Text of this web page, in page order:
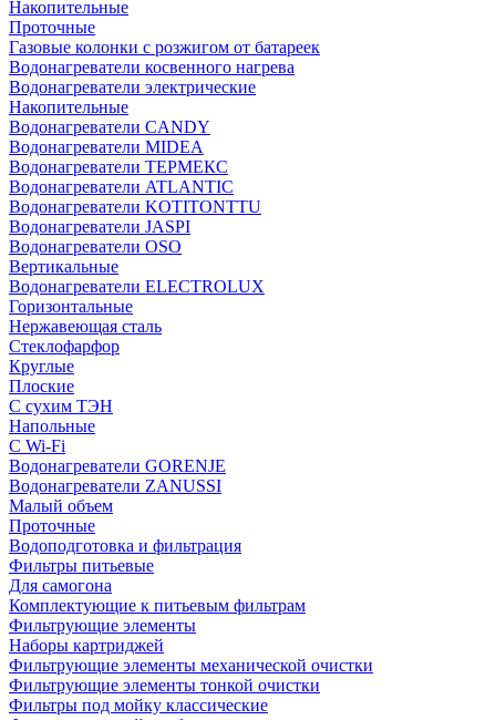
Накопительные
Проточные
Газовые колонки с розжигом от батареек
Водонагреватели косвенного нагрева
Водонагреватели электрические
Накопительные
Водонагреватели CANDY
Водонагреватели MIDEA
Водонагреватели ТЕРМЕКС
Водонагреватели ATLANTIC
Водонагреватели KOTITONTTU
Водонагреватели JASPI
Водонагреватели OSO
Вертикальные
Водонагреватели ELECTROLUX
Горизонтальные
Нержавеющая сталь
Стеклофарфор
Круглые
Плоские
С сухим ТЭН
Напольные
С Wi-Fi
Водонагреватели GORENJE
Водонагреватели ZANUSSI
Малый объем
Проточные
Водоподготовка и фильтрация
Фильтры питьевые
Для самогона
Комплектующие к питьевым фильтрам
Фильтрующие элементы
Наборы картриджей
Фильтрующие элементы механической очистки
Фильтрующие элементы тонкой очистки
Фильтры под мойку классические